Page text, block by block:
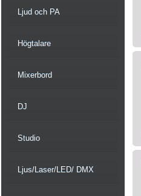
Ljud och PA
Högtalare
Mixerbord
DJ
Studio
Ljus/Laser/LED/ DMX